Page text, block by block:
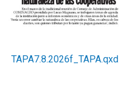
TAPA7.8.2026f_TAPA.qxd_